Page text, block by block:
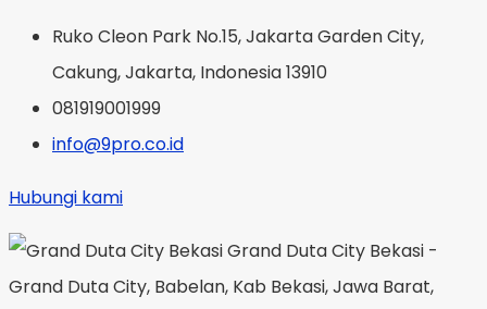
Ruko Cleon Park No.15, Jakarta Garden City,
Cakung, Jakarta, Indonesia 13910
081919001999
info@9pro.co.id
Hubungi kami
Grand Duta City Bekasi -
Grand Duta City, Babelan, Kab Bekasi, Jawa Barat,